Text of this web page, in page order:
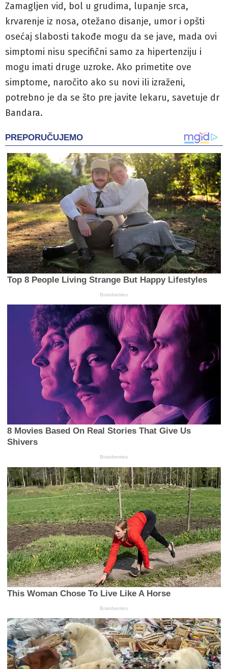
Zamagljen vid, bol u grudima, lupanje srca,
krvarenje iz nosa, otežano disanje, umor i opšti
osećaj slabosti takođe mogu da se jave, mada ovi
simptomi nisu specifični samo za hipertenziju i
mogu imati druge uzroke. Ako primetite ove
simptome, naročito ako su novi ili izraženi,
potrebno je da se što pre javite lekaru, savetuje dr
Bandara.